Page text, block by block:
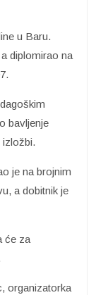
u Baru.
diplomirao na
bavljenje
izložbi.
je na brojnim
a dobitnik je
će za
organizatorka